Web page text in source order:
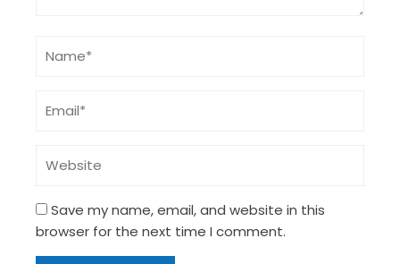
Save my name, email, and website in this
browser for the next time I comment.